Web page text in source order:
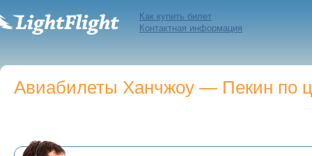
Как купить билет
Контактная информация
Авиабилеты Ханчжоу — Пекин по